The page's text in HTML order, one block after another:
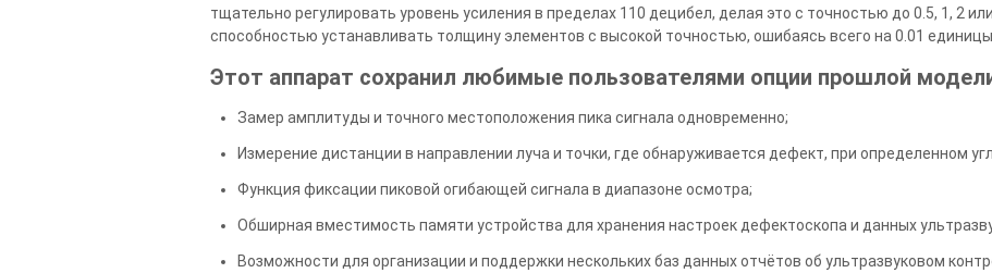
тщательно регулировать уровень усиления в пределах 110 децибел, делая это с точностью до 0.5, 1, 2
способностью устанавливать толщину элементов с высокой точностью, ошибаясь всего на 0.01 единицы.
Этот аппарат сохранил любимые пользователями опции прошлой
Замер амплитуды и точного местоположения пика сигнала одновременно;
Измерение дистанции в направлении луча и точки, где обнаруживается дефект, при определенном
Функция фиксации пиковой огибающей сигнала в диапазоне осмотра;
Обширная вместимость памяти устройства для хранения настроек дефектоскопа и данных
Возможности для организации и поддержки нескольких баз данных отчётов об ультразвуковом